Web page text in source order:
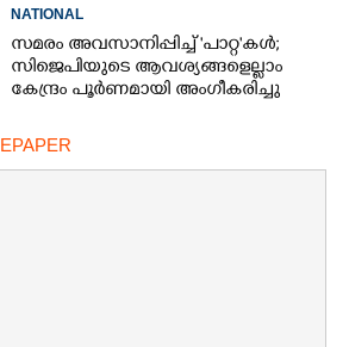
NATIONAL
സമരം അവസാനിപ്പിച്ച് 'പാറ്റ'കൾ;
സിജെപിയുടെ ആവശ്യങ്ങളെല്ലാം
കേന്ദ്രം പൂർണമായി അംഗീകരിച്ചു
EPAPER